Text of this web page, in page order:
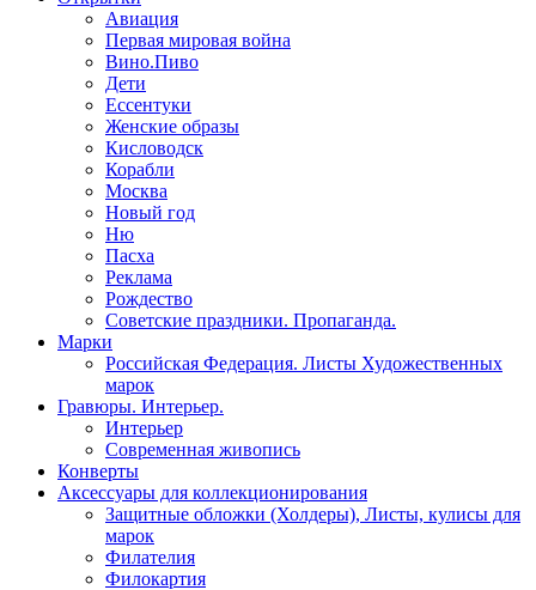
Авиация
Первая мировая война
Вино.Пиво
Дети
Ессентуки
Женские образы
Кисловодск
Корабли
Москва
Новый год
Ню
Пасха
Реклама
Рождество
Советские праздники. Пропаганда.
Марки
Российская Федерация. Листы Художественных
марок
Гравюры. Интерьер.
Интерьер
Современная живопись
Конверты
Аксессуары для коллекционирования
Защитные обложки (Холдеры), Листы, кулисы для
марок
Филателия
Филокартия